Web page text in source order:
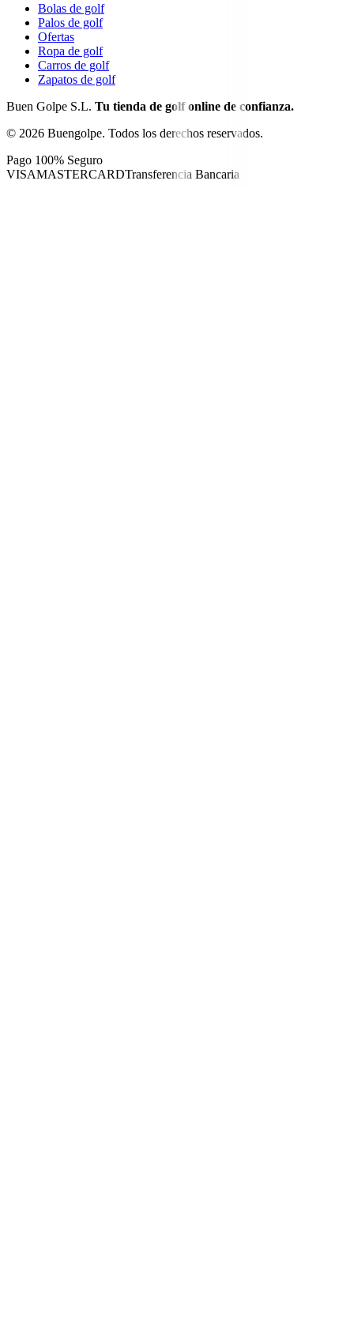
Bolas de golf
Palos de golf
Ofertas
Ropa de golf
Carros de golf
Zapatos de golf
Buen Golpe S.L. Tu tienda de golf online de confianza.
© 2026 Buengolpe. Todos los derechos reservados.
Pago 100% Seguro
VISAMASTERCARDTransferencia Bancaria